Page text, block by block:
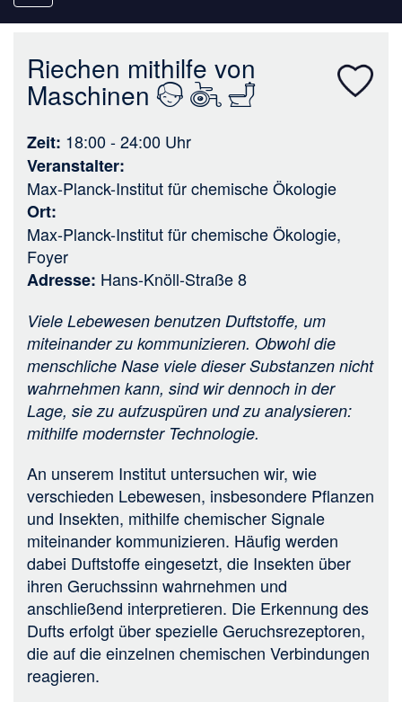
navigation
Riechen mithilfe von
Maschinen
Zeit 18:00 - 24:00 Uhr
Veranstalter
Max-Planck-Institut für chemische Ökologie
Ort
Max-Planck-Institut für chemische Ökologie,
Foyer
Adresse Hans-Knöll-Straße 8
Viele Lebewesen benutzen Duftstoffe, um
miteinander zu kommunizieren. Obwohl die
menschliche Nase viele dieser Substanzen nicht
wahrnehmen kann, sind wir dennoch in der
Lage, sie zu aufzuspüren und zu analysieren:
mithilfe modernster Technologie.
An unserem Institut untersuchen wir, wie
verschieden Lebewesen, insbesondere Pflanzen
und Insekten, mithilfe chemischer Signale
miteinander kommunizieren. Häufig werden
dabei Duftstoffe eingesetzt, die Insekten über
ihren Geruchssinn wahrnehmen und
anschließend interpretieren. Die Erkennung des
Dufts erfolgt über spezielle Geruchsrezeptoren,
die auf die einzelnen chemischen Verbindungen
reagieren.